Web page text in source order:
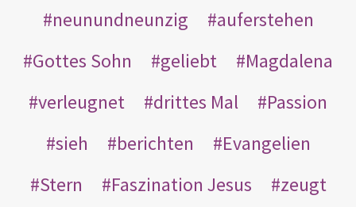
neunundneunzig
auferstehen
Gottes Sohn
geliebt
Magdalena
verleugnet
drittes Mal
Passion
sieh
berichten
Evangelien
Stern
Faszination Jesus
zeugt